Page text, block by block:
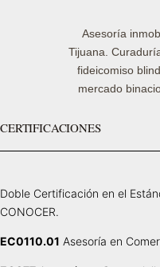
Asesoría
Tijuana.
fideicomiso
mercado
CERTIFICACIONES
Doble Certificación en el
CONOCER.
EC0110.01 Asesoría en